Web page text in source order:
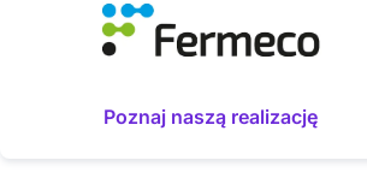
Poznaj naszą realizację